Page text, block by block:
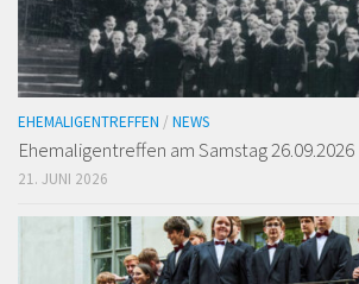
EHEMALIGENTREFFEN / NEWS
Ehemaligen­treffen am Samstag 26.09.2026
21. JUNI 2026